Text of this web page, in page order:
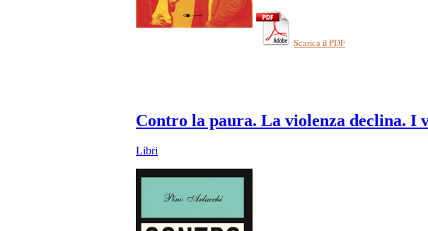
Scarica il PDF
Contro la paura. La violenza declina. I
Libri